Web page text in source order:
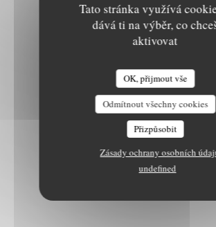
Tato stránka využívá
dává ti na výběr, co
aktivovat
OK, přijmout vše
Odmítnout všechny cookies
Přizpůsobit
Zásady ochrany osobních
undefined